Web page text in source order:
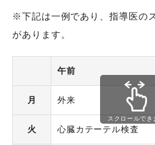
※下記は一例であり、指導医の
があります。
午前
月 外来
火 心臓カテーテル検査
スクロールでき